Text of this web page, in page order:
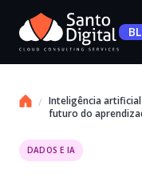
Inteligência artificial
futuro do
DADOS E IA